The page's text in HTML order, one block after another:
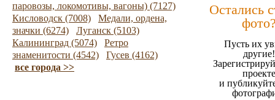
паровозы, локомотивы, вагоны) (7127)
Кисловодск (7008)
Медали, ордена,
значки (6274)
Луганск (5103)
Калининград (5074)
Ретро
знаменитости (4542)
Гусев (4162)
все города >>
Остались
Пусть их
другие!
проекте
и